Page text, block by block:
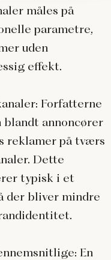
måles på
parametre,
uden
effekt.
: Forfatterne
blandt annoncører
reklamer på tværs
Dette
typisk i et
der bliver mindre
: En